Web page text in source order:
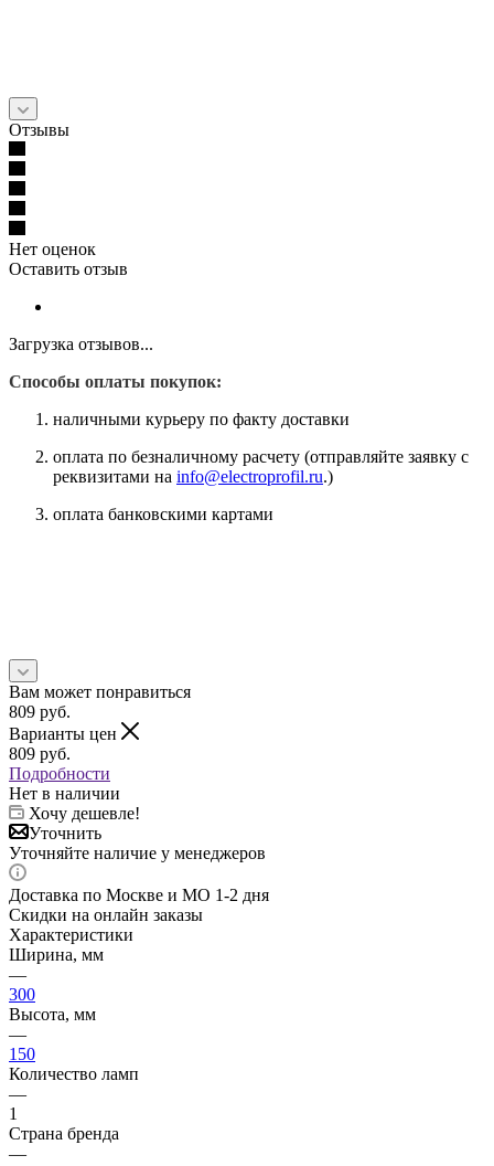
Отзывы
Нет оценок
Оставить отзыв
Загрузка отзывов...
Способы оплаты покупок:
наличными курьеру по факту доставки
оплата по безналичному расчету (отправляйте заявку с
реквизитами на info@electroprofil.ru.)
оплата банковскими картами
Вам может понравиться
809 руб.
Варианты цен
809 руб.
Подробности
Нет в наличии
Хочу дешевле!
Уточнить
Уточняйте наличие у менеджеров
Доставка по Москве и МО 1-2 дня
Скидки на онлайн заказы
Характеристики
Ширина, мм
—
300
Высота, мм
—
150
Количество ламп
—
1
Страна бренда
—